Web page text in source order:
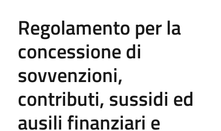
Regolamento per la
concessione di
sovvenzioni,
contributi, sussidi ed
ausili finanziari e